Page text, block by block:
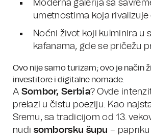
Moderna galerija sa
umetnostima koja rivalizuje
Noćni život koji kulminira u
kafanama, gde se pričežu
Ovo nije samo turizam; ovo je način
investitore i digitalne nomade.
A Sombor, Serbia? Ovde
prelazi u čistu poeziju. Kao
Sremu, sa tradicijom od 13.
nudi somborsku šupu –